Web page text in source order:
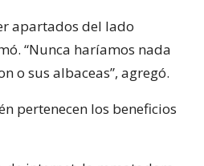
apartados del lado
“Nunca haríamos nada
o sus albaceas”, agregó.
pertenecen los beneficios